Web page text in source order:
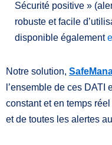
Sécurité positive »
robuste et facile
disponible également
Notre solution,
l’ensemble de ces DATI
constant et en temps
et de toutes les alertes